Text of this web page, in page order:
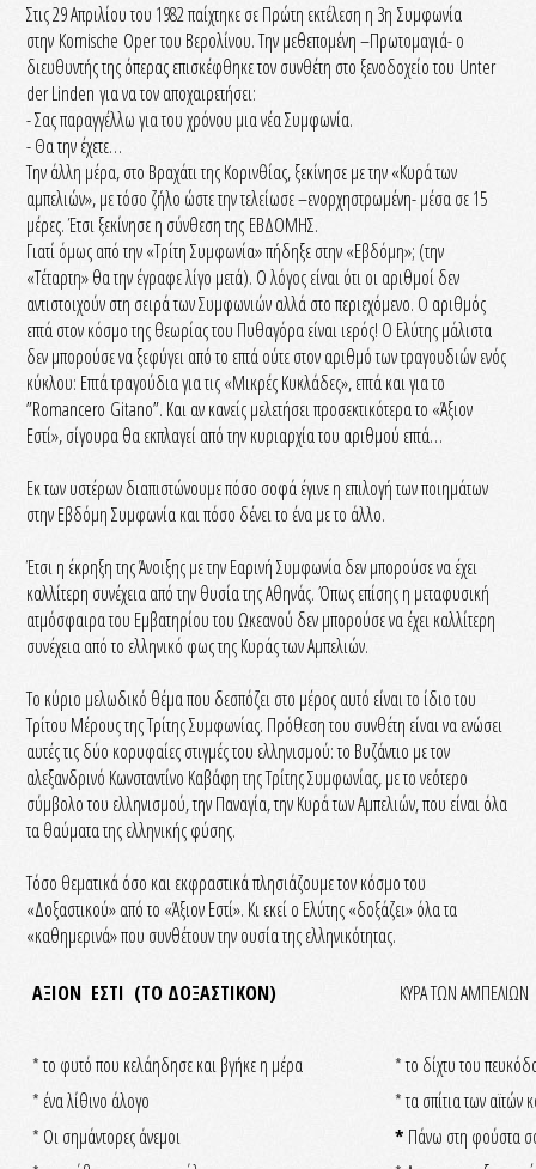
Στις 29 Απριλίου του 1982 παίχτηκε σε Πρώτη εκτέλεση η 3η Συμφωνία
στην Komische Oper του Βερολίνου. Την μεθεπομένη –Πρωτομαγιά- ο
διευθυντής της όπερας επισκέφθηκε τον συνθέτη στο ξενοδοχείο του Unter
der Linden για να τον αποχαιρετήσει:
- Σας παραγγέλλω για του χρόνου μια νέα Συμφωνία.
- Θα την έχετε…
Την άλλη μέρα, στο Βραχάτι της Κορινθίας, ξεκίνησε με την «Κυρά των
αμπελιών», με τόσο ζήλο ώστε την τελείωσε –ενορχηστρωμένη- μέσα σε 15
μέρες. Έτσι ξεκίνησε η σύνθεση της ΕΒΔΟΜΗΣ.
Γιατί όμως από την «Τρίτη Συμφωνία» πήδηξε στην «Εβδόμη»; (την
«Τέταρτη» θα την έγραφε λίγο μετά). Ο λόγος είναι ότι οι αριθμοί δεν
αντιστοιχούν στη σειρά των Συμφωνιών αλλά στο περιεχόμενο. Ο αριθμός
επτά στον κόσμο της θεωρίας του Πυθαγόρα είναι ιερός! Ο Ελύτης μάλιστα
δεν μπορούσε να ξεφύγει από το επτά ούτε στον αριθμό των τραγουδιών ενός
κύκλου: Επτά τραγούδια για τις «Μικρές Κυκλάδες», επτά και για το
”Romancero Gitano”. Και αν κανείς μελετήσει προσεκτικότερα το «Άξιον
Εστί», σίγουρα θα εκπλαγεί από την κυριαρχία του αριθμού επτά…
Εκ των υστέρων διαπιστώνουμε πόσο σοφά έγινε η επιλογή των ποιημάτων
στην Εβδόμη Συμφωνία και πόσο δένει το ένα με το άλλο.
Έτσι η έκρηξη της Άνοιξης με την Εαρινή Συμφωνία δεν μπορούσε να έχει
καλλίτερη συνέχεια από την θυσία της Αθηνάς. Όπως επίσης η μεταφυσική
ατμόσφαιρα του Εμβατηρίου του Ωκεανού δεν μπορούσε να έχει καλλίτερη
συνέχεια από το ελληνικό φως της Κυράς των Αμπελιών.
Το κύριο μελωδικό θέμα που δεσπόζει στο μέρος αυτό είναι το ίδιο του
Τρίτου Μέρους της Τρίτης Συμφωνίας. Πρόθεση του συνθέτη είναι να ενώσει
αυτές τις δύο κορυφαίες στιγμές του ελληνισμού: το Βυζάντιο με τον
αλεξανδρινό Κωνσταντίνο Καβάφη της Τρίτης Συμφωνίας, με το νεότερο
σύμβολο του ελληνισμού, την Παναγία, την Κυρά των Αμπελιών, που είναι όλα
τα θαύματα της ελληνικής φύσης.
Τόσο θεματικά όσο και εκφραστικά πλησιάζουμε τον κόσμο του
«Δοξαστικού» από το «Άξιον Εστί». Κι εκεί ο Ελύτης «δοξάζει» όλα τα
«καθημερινά» που συνθέτουν την ουσία της ελληνικότητας.
ΑΞΙΟΝ ΕΣΤΙ (ΤΟ ΔΟΞΑΣΤΙΚΟΝ) ΚΥΡΑ ΤΩΝ ΑΜΠΕΛΙΩΝ
* το φυτό που κελάηδησε και βγήκε η μέρα
* το δίχτυ του
* ένα λίθινο άλογο
* τα σπίτια των αϊτών
* Οι σημάντορες άνεμοι
* Πάνω στη φούστα